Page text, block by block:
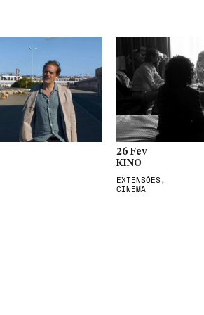
26 Fev
KINO
EXTENSÕES,
CINEMA